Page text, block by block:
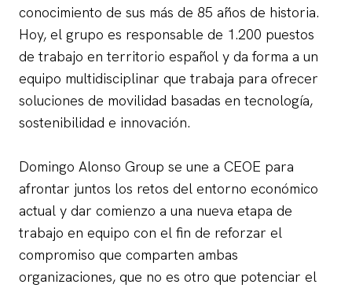
conocimiento de sus más de 85 años de historia.
Hoy, el grupo es responsable de 1.200 puestos
de trabajo en territorio español y da forma a un
equipo multidisciplinar que trabaja para ofrecer
soluciones de movilidad basadas en tecnología,
sostenibilidad e innovación.
Domingo Alonso Group se une a CEOE para
afrontar juntos los retos del entorno económico
actual y dar comienzo a una nueva etapa de
trabajo en equipo con el fin de reforzar el
compromiso que comparten ambas
organizaciones, que no es otro que potenciar el